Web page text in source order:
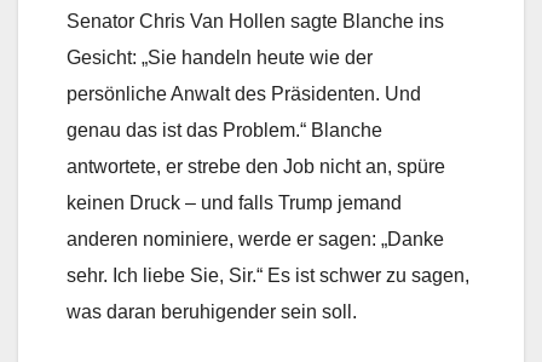
Senator Chris Van Hollen sagte Blanche ins
Gesicht: „Sie handeln heute wie der
persönliche Anwalt des Präsidenten. Und
genau das ist das Problem.“ Blanche
antwortete, er strebe den Job nicht an, spüre
keinen Druck – und falls Trump jemand
anderen nominiere, werde er sagen: „Danke
sehr. Ich liebe Sie, Sir.“ Es ist schwer zu sagen,
was daran beruhigender sein soll.